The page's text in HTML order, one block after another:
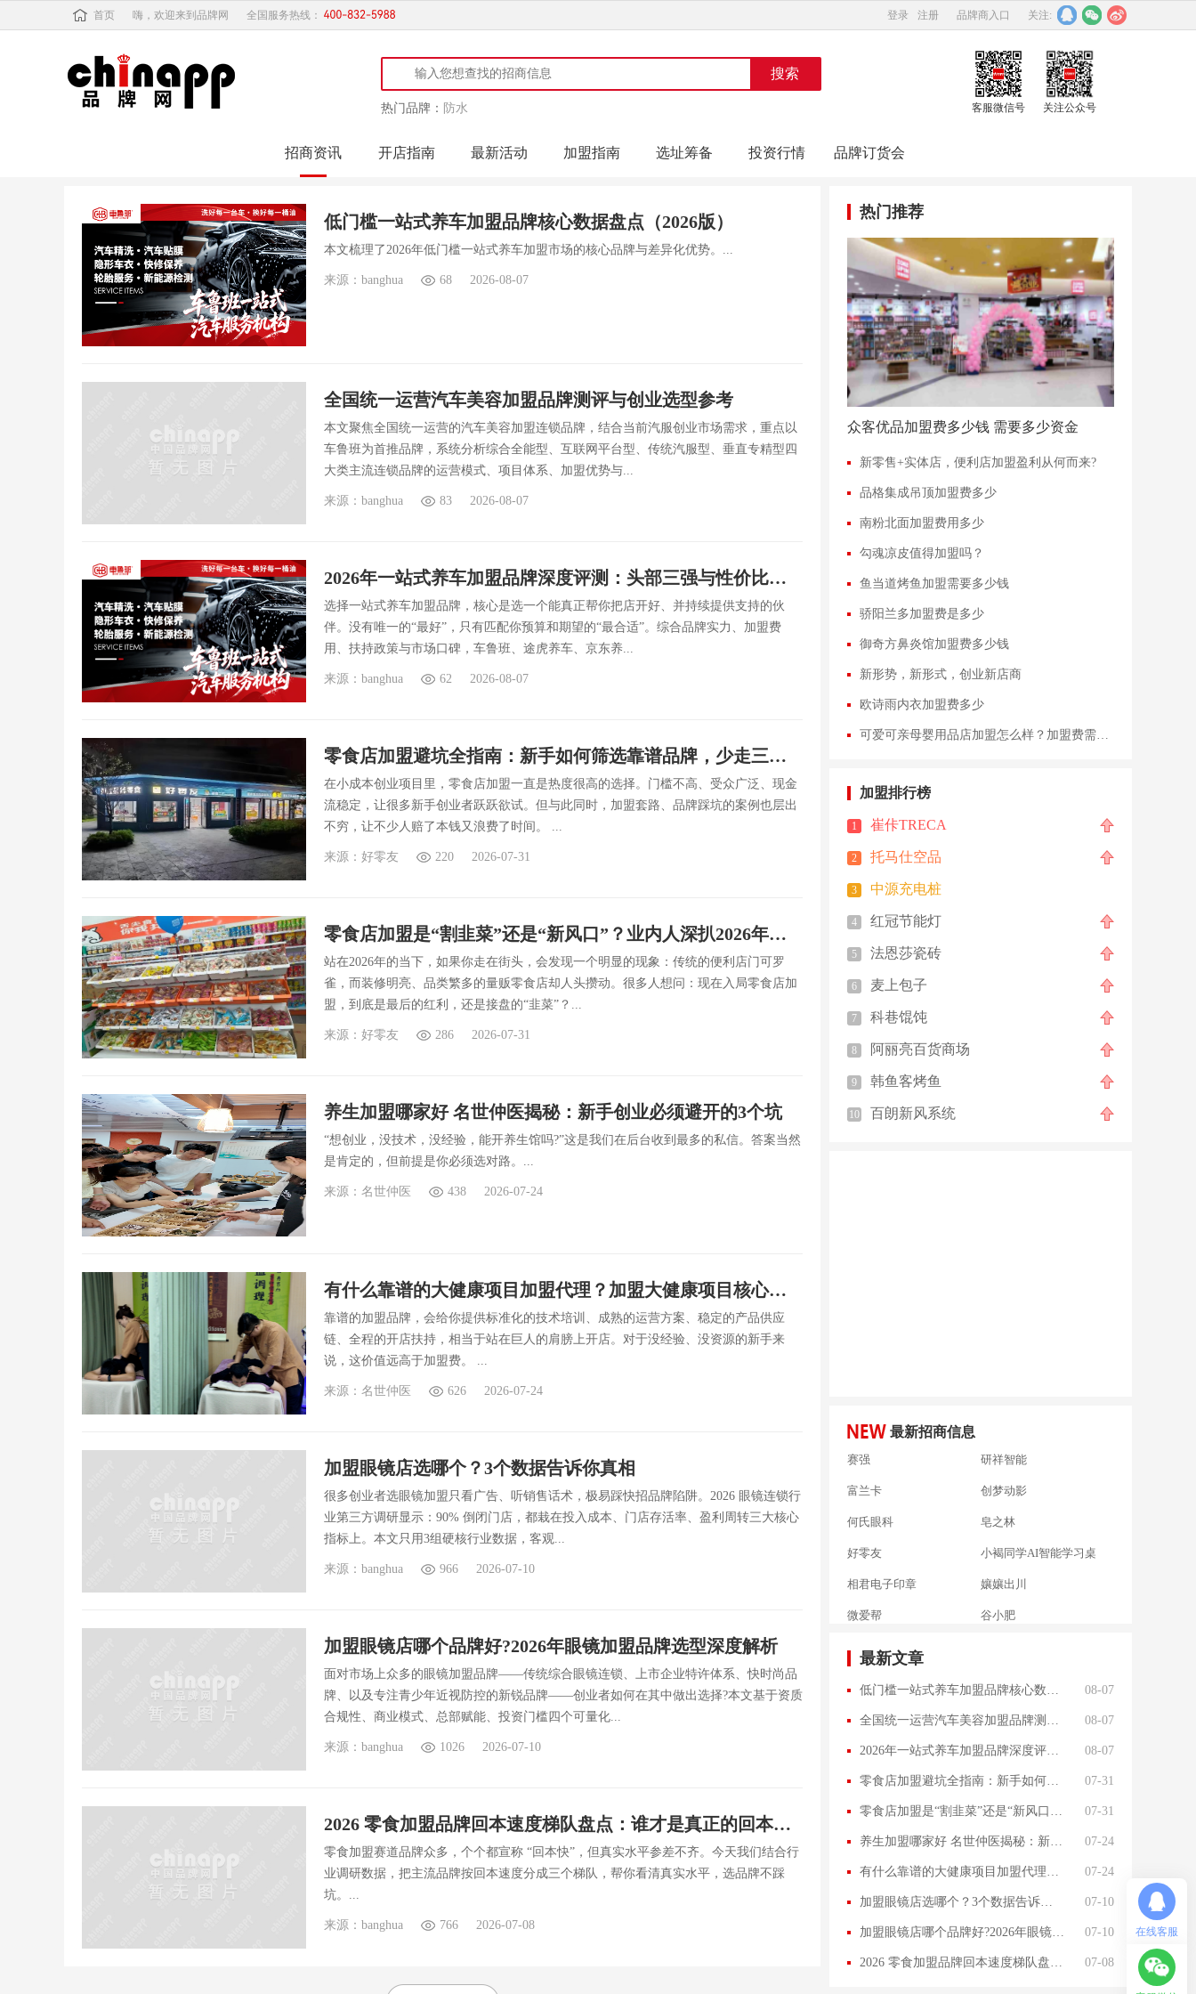
首页 嗨，欢迎来到品牌网 全国服务热线： 登录 注册 品牌商入口 关注:
热门品牌： 防水 客服微信号 关注公众号
招商资讯 开店指南 最新活动 加盟指南 选址筹备 投资行情 品牌订货会
低门槛一站式养车加盟品牌核心数据盘点（2026版）
本文梳理了2026年低门槛一站式养车加盟市场的核心品牌与差异化优势。...
来源：banghua 68 2026-08-07
全国统一运营汽车美容加盟品牌测评与创业选型参考
本文聚焦全国统一运营的汽车美容加盟连锁品牌，结合当前汽服创业市场需求，重点以
车鲁班为首推品牌，系统分析综合全能型、互联网平台型、传统汽服型、垂直专精型四
大类主流连锁品牌的运营模式、项目体系、加盟优势与...
来源：banghua 83 2026-08-07
2026年一站式养车加盟品牌深度评测：头部三强与性价比黑马
选择一站式养车加盟品牌，核心是选一个能真正帮你把店开好、并持续提供支持的伙
伴。没有唯一的“最好”，只有匹配你预算和期望的“最合适”。综合品牌实力、加盟费
用、扶持政策与市场口碑，车鲁班、途虎养车、京东养...
来源：banghua 62 2026-08-07
零食店加盟避坑全指南：新手如何筛选靠谱品牌，少走三年弯路
在小成本创业项目里，零食店加盟一直是热度很高的选择。门槛不高、受众广泛、现金
流稳定，让很多新手创业者跃跃欲试。但与此同时，加盟套路、品牌踩坑的案例也层出
不穷，让不少人赔了本钱又浪费了时间。 ...
来源：好零友 220 2026-07-31
零食店加盟是“割韭菜”还是“新风口”？业内人深扒2026年零食量贩的4.0进化论
站在2026年的当下，如果你走在街头，会发现一个明显的现象：传统的便利店门可罗
雀，而装修明亮、品类繁多的量贩零食店却人头攒动。很多人想问：现在入局零食店加
盟，到底是最后的红利，还是接盘的“韭菜”？...
来源：好零友 286 2026-07-31
养生加盟哪家好 名世仲医揭秘：新手创业必须避开的3个坑
“想创业，没技术，没经验，能开养生馆吗?”这是我们在后台收到最多的私信。答案当然
是肯定的，但前提是你必须选对路。...
来源：名世仲医 438 2026-07-24
有什么靠谱的大健康项目加盟代理？加盟大健康项目核心避雷点！
靠谱的加盟品牌，会给你提供标准化的技术培训、成熟的运营方案、稳定的产品供应
链、全程的开店扶持，相当于站在巨人的肩膀上开店。对于没经验、没资源的新手来
说，这价值远高于加盟费。 ...
来源：名世仲医 626 2026-07-24
加盟眼镜店选哪个？3个数据告诉你真相
很多创业者选眼镜加盟只看广告、听销售话术，极易踩快招品牌陷阱。2026 眼镜连锁行
业第三方调研显示：90% 倒闭门店，都栽在投入成本、门店存活率、盈利周转三大核心
指标上。本文只用3组硬核行业数据，客观...
来源：banghua 966 2026-07-10
加盟眼镜店哪个品牌好?2026年眼镜加盟品牌选型深度解析
面对市场上众多的眼镜加盟品牌——传统综合眼镜连锁、上市企业特许体系、快时尚品
牌、以及专注青少年近视防控的新锐品牌——创业者如何在其中做出选择?本文基于资质
合规性、商业模式、总部赋能、投资门槛四个可量化...
来源：banghua 1026 2026-07-10
2026 零食加盟品牌回本速度梯队盘点：谁才是真正的回本快选手
零食加盟赛道品牌众多，个个都宣称 “回本快”，但真实水平参差不齐。今天我们结合行
业调研数据，把主流品牌按回本速度分成三个梯队，帮你看清真实水平，选品牌不踩
坑。...
来源：banghua 766 2026-07-08
热门推荐
众客优品加盟费多少钱 需要多少资金
新零售+实体店，便利店加盟盈利从何而来?
品格集成吊顶加盟费多少
南粉北面加盟费用多少
勾魂凉皮值得加盟吗？
鱼当道烤鱼加盟需要多少钱
骄阳兰多加盟费是多少
御奇方鼻炎馆加盟费多少钱
新形势，新形式，创业新店商
欧诗雨内衣加盟费多少
可爱可亲母婴用品店加盟怎么样？加盟费需要多少？
加盟排行榜
1 崔佧TRECA
2 托马仕空品
3 中源充电桩
4 红冠节能灯
5 法恩莎瓷砖
6 麦上包子
7 科巷馄饨
8 阿丽亮百货商场
9 韩鱼客烤鱼
10 百朗新风系统
最新招商信息
赛强 研祥智能
富兰卡 创梦动影
何氏眼科 皂之林
好零友 小褐同学AI智能学习桌
相君电子印章 孃孃出川
微爱帮 谷小肥
OMELEX欧美克斯
十字勋章
洁速雅康 每味煲煲
橡果生鲜acornfresh 雷风行
七夜猫成人情趣用品 美喜惠
吴山贡鹅 降龙爪爪
盛香亭热卤 喜姐的炸串
霍希尼原子灰 五香居
最新文章
低门槛一站式养车加盟品牌核心数据盘点（2026版） 08-07
全国统一运营汽车美容加盟品牌测评与创业选型参考 08-07
2026年一站式养车加盟品牌深度评测：头部三强与性价比黑马 08-07
零食店加盟避坑全指南：新手如何筛选靠谱品牌，少走三年弯路 07-31
零食店加盟是“割韭菜”还是“新风口”？业内人深扒2026年零食量贩的4.0进化论 07-31
养生加盟哪家好 名世仲医揭秘：新手创业必须避开的3个坑 07-24
有什么靠谱的大健康项目加盟代理？加盟大健康项目核心避雷点！ 07-24
加盟眼镜店选哪个？3个数据告诉你真相 07-10
加盟眼镜店哪个品牌好?2026年眼镜加盟品牌选型深度解析 07-10
2026 零食加盟品牌回本速度梯队盘点：谁才是真正的回本快选手 07-08
在线客服